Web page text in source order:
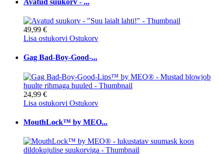
Avatud suukorv - ...
49,99 €
Lisa ostukorvi Ostukorv
Gag Bad-Boy-Good-...
24,99 €
Lisa ostukorvi Ostukorv
MouthLock™ by MEO...